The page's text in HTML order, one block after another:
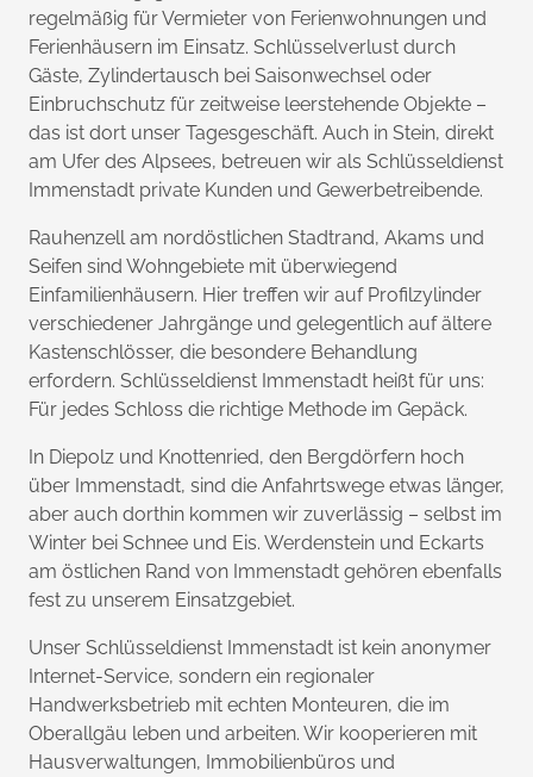
regelmäßig für Vermieter von Ferienwohnungen und
Ferienhäusern im Einsatz. Schlüsselverlust durch
Gäste, Zylindertausch bei Saisonwechsel oder
Einbruchschutz für zeitweise leerstehende Objekte –
das ist dort unser Tagesgeschäft. Auch in Stein, direkt
am Ufer des Alpsees, betreuen wir als Schlüsseldienst
Immenstadt private Kunden und Gewerbetreibende.
Rauhenzell am nordöstlichen Stadtrand, Akams und
Seifen sind Wohngebiete mit überwiegend
Einfamilienhäusern. Hier treffen wir auf Profilzylinder
verschiedener Jahrgänge und gelegentlich auf ältere
Kastenschlösser, die besondere Behandlung
erfordern. Schlüsseldienst Immenstadt heißt für uns:
Für jedes Schloss die richtige Methode im Gepäck.
In Diepolz und Knottenried, den Bergdörfern hoch
über Immenstadt, sind die Anfahrtswege etwas länger,
aber auch dorthin kommen wir zuverlässig – selbst im
Winter bei Schnee und Eis. Werdenstein und Eckarts
am östlichen Rand von Immenstadt gehören ebenfalls
fest zu unserem Einsatzgebiet.
Unser Schlüsseldienst Immenstadt ist kein anonymer
Internet-Service, sondern ein regionaler
Handwerksbetrieb mit echten Monteuren, die im
Oberallgäu leben und arbeiten. Wir kooperieren mit
Hausverwaltungen, Immobilienbüros und